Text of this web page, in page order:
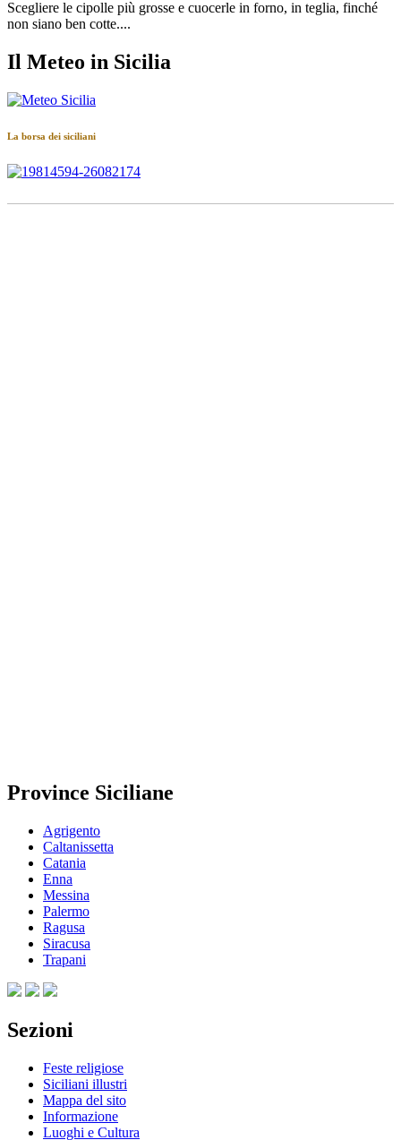
Scegliere le cipolle più grosse e cuocerle in forno, in teglia, finché
non siano ben cotte....
Il Meteo in Sicilia
La borsa dei siciliani
Province Siciliane
Agrigento
Caltanissetta
Catania
Enna
Messina
Palermo
Ragusa
Siracusa
Trapani
Sezioni
Feste religiose
Siciliani illustri
Mappa del sito
Informazione
Luoghi e Cultura